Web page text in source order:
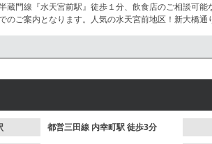
蔵門線『水天宮前駅』徒歩１分、飲食店のご相談可
のご案内となります。人気の水天宮前地区！新大橋
都営三田線 内幸町駅徒歩3分